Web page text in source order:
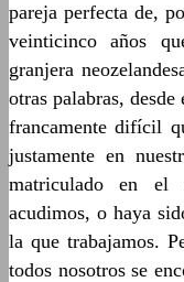
pareja perfecta de,
veinticinco años
granjera
otras palabras,
francamente difícil
justamente en
matriculado en el
acudimos, o haya
la que trabajamos.
todos nosotros se